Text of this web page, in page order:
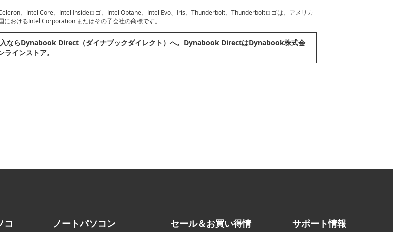
、Intel Core、Intel Insideロゴ、Intel Optane、Intel Evo、Iris、Thunderbolt、Thunderboltロゴは、アメリカ
におけるIntel Corporation またはその子会社の商標です。
⼊ならDynabook Direct（ダイナブックダイレクト）へ。Dynabook DirectはDynabook株式会
インストア。
コ
ノートパソコン
セール＆お買い得情
サポート情報